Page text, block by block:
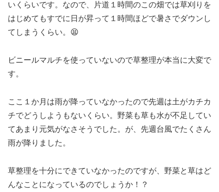
いくらいです。なので、片道１時間のこの畑では草刈りを
はじめてもすでに日が昇って１時間ほどで暑さでダウンし
てしまうくらい。😫
ビニールマルチを使っていないので草整理が本当に大変で
す。
ここ１か月は雨が降っていなかったので先週は土がカチカ
チでどうしようもないくらい。野菜も草も水が不足してい
てあまり元気がなさそうでした。が、先週台風でたくさん
雨が降りました。
草整理を十分にできていなかったのですが、野菜と草はど
んなことになっているのでしょうか！？